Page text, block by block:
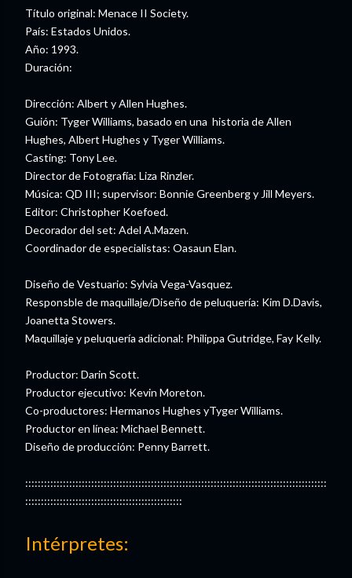
Título original: Menace II Society.
País: Estados Unidos.
Año: 1993.
Duración:
Dirección: Albert y Allen Hughes.
Guión: Tyger Williams, basado en una historia de Allen
Hughes, Albert Hughes y Tyger Williams.
Casting: Tony Lee.
Director de Fotografía: Liza Rinzler.
Música: QD III; supervisor: Bonnie Greenberg y Jill Meyers.
Editor: Christopher Koefoed.
Decorador del set: Adel A.Mazen.
Coordinador de especialistas: Oasaun Elan.
Diseño de Vestuario: Sylvia Vega-Vasquez.
Responsble de maquillaje/Diseño de peluquería: Kim D.Davis,
Joanetta Stowers.
Maquillaje y peluquería adicional: Philippa Gutridge, Fay Kelly.
Productor: Darin Scott.
Productor ejecutivo: Kevin Moreton.
Co-productores: Hermanos Hughes yTyger Williams.
Productor en línea: Michael Bennett.
Diseño de producción: Penny Barrett.
::::::::::::::::::::::::::::::::::::::::::::::::::::::::::::::::::::::::::::::::::::::::::::::::
::::::::::::::::::::::::::::::::::::::::::::::::::
Intérpretes: